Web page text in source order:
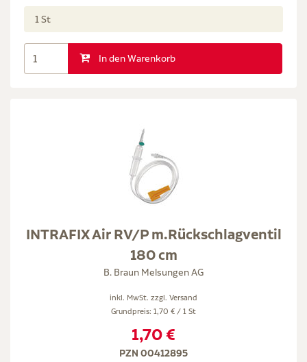
1 St
In den Warenkorb
INTRAFIX Air RV/P m.Rückschlagventil
180 cm
B. Braun Melsungen AG
inkl. MwSt. zzgl. Versand
Grundpreis: 1,70 € / 1 St
1,70 €
PZN 00412895